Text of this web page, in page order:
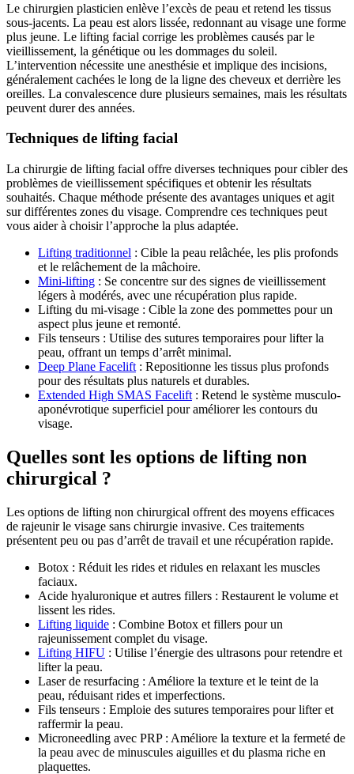
Le chirurgien plasticien enlève l’excès de peau et retend les tissus
sous-jacents. La peau est alors lissée, redonnant au visage une forme
plus jeune. Le lifting facial corrige les problèmes causés par le
vieillissement, la génétique ou les dommages du soleil.
L’intervention nécessite une anesthésie et implique des incisions,
généralement cachées le long de la ligne des cheveux et derrière les
oreilles. La convalescence dure plusieurs semaines, mais les résultats
peuvent durer des années.
Techniques de lifting facial
La chirurgie de lifting facial offre diverses techniques pour cibler des
problèmes de vieillissement spécifiques et obtenir les résultats
souhaités. Chaque méthode présente des avantages uniques et agit
sur différentes zones du visage. Comprendre ces techniques peut
vous aider à choisir l’approche la plus adaptée.
Lifting traditionnel : Cible la peau relâchée, les plis profonds
et le relâchement de la mâchoire.
Mini-lifting : Se concentre sur des signes de vieillissement
légers à modérés, avec une récupération plus rapide.
Lifting du mi-visage : Cible la zone des pommettes pour un
aspect plus jeune et remonté.
Fils tenseurs : Utilise des sutures temporaires pour lifter la
peau, offrant un temps d’arrêt minimal.
Deep Plane Facelift : Repositionne les tissus plus profonds
pour des résultats plus naturels et durables.
Extended High SMAS Facelift : Retend le système musculo-
aponévrotique superficiel pour améliorer les contours du
visage.
Quelles sont les options de lifting non
chirurgical ?
Les options de lifting non chirurgical offrent des moyens efficaces
de rajeunir le visage sans chirurgie invasive. Ces traitements
présentent peu ou pas d’arrêt de travail et une récupération rapide.
Botox : Réduit les rides et ridules en relaxant les muscles
faciaux.
Acide hyaluronique et autres fillers : Restaurent le volume et
lissent les rides.
Lifting liquide : Combine Botox et fillers pour un
rajeunissement complet du visage.
Lifting HIFU : Utilise l’énergie des ultrasons pour retendre et
lifter la peau.
Laser de resurfacing : Améliore la texture et le teint de la
peau, réduisant rides et imperfections.
Fils tenseurs : Emploie des sutures temporaires pour lifter et
raffermir la peau.
Microneedling avec PRP : Améliore la texture et la fermeté de
la peau avec de minuscules aiguilles et du plasma riche en
plaquettes.